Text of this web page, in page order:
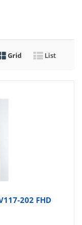
Grid List
202 FHD